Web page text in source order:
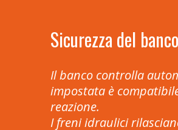
Sicurezza del banco
Il banco controlla
impostata è
reazione.
I freni idraulici